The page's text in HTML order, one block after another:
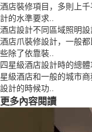
酒店裝修項目，多則上
計的水準要求..
酒店設計不同區域照明
酒店爪裝修設計，一般
些除了依靠裝..
四星級酒店設計時的總
星級酒店和一般的城市
設計的時候功..
更多內容閱讀